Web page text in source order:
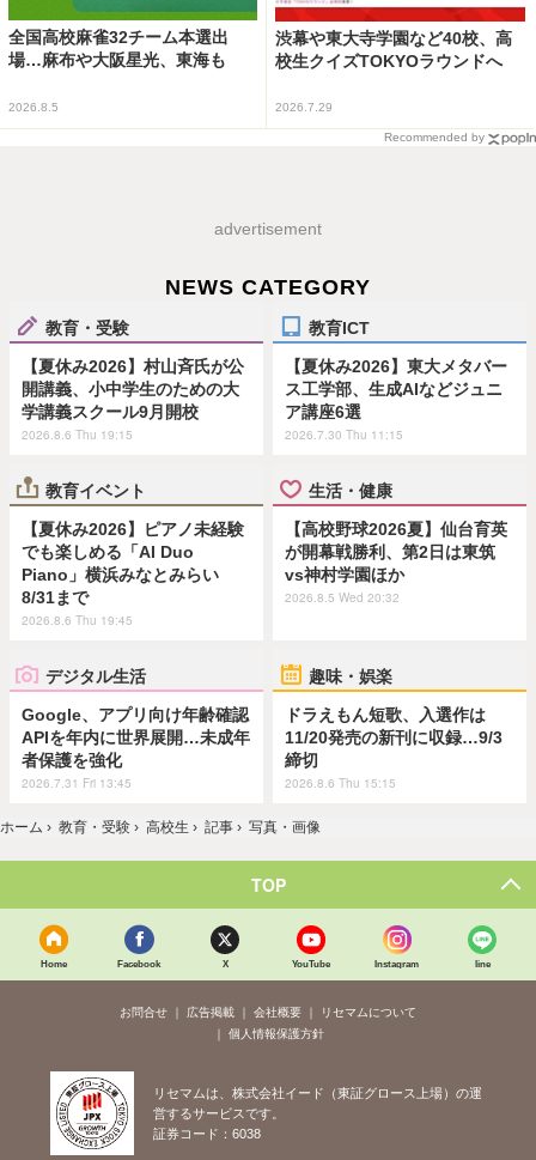
全国高校麻雀32チーム本選出
場…麻布や大阪星光、東海も
2026.8.5
渋幕や東大寺学園など40校、高
校生クイズTOKYOラウンドへ
2026.7.29
Recommended by
advertisement
NEWS CATEGORY
教育・受験
【夏休み2026】村山斉氏が公
開講義、小中学生のための大
学講義スクール9月開校
2026.8.6 Thu 19:15
教育ICT
【夏休み2026】東大メタバー
ス工学部、生成AIなどジュニ
ア講座6選
2026.7.30 Thu 11:15
教育イベント
【夏休み2026】ピアノ未経験
でも楽しめる「AI Duo
Piano」横浜みなとみらい
8/31まで
2026.8.6 Thu 19:45
生活・健康
【高校野球2026夏】仙台育英
が開幕戦勝利、第2日は東筑
vs神村学園ほか
2026.8.5 Wed 20:32
デジタル生活
Google、アプリ向け年齢確認
APIを年内に世界展開…未成年
者保護を強化
2026.7.31 Fri 13:45
趣味・娯楽
ドラえもん短歌、入選作は
11/20発売の新刊に収録…9/3
締切
2026.8.6 Thu 15:15
ホーム › 教育・受験 › 高校生 › 記事 › 写真・画像
TOP
Home Facebook X YouTube Instagram line
お問合せ 広告掲載 会社概要
リセマムについて
個人情報保護方針
リセマムは、株式会社イード（東証グロース上場）の運
営するサービスです。
証券コード：6038